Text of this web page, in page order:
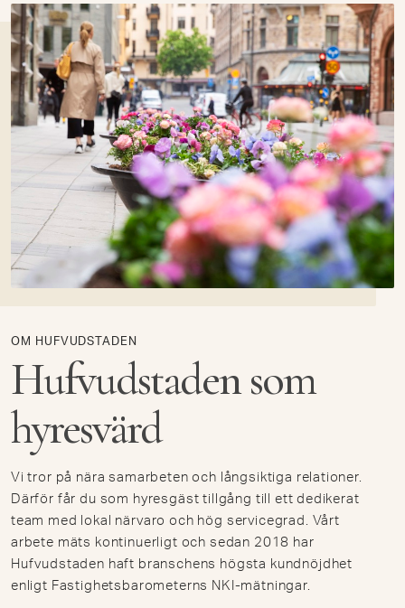
OM HUFVUDSTADEN
Hufvudstaden som
hyresvärd
Vi tror på nära samarbeten och långsiktiga relationer.
Därför får du som hyresgäst tillgång till ett dedikerat
team med lokal närvaro och hög servicegrad. Vårt
arbete mäts kontinuerligt och sedan 2018 har
Hufvudstaden haft branschens högsta kundnöjdhet
enligt Fastighetsbarometerns NKI-mätningar.